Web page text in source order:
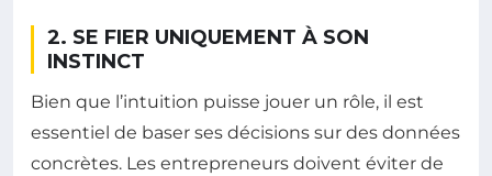
2. SE FIER UNIQUEMENT À SON
INSTINCT
Bien que l’intuition puisse jouer un rôle, il est
essentiel de baser ses décisions sur des données
concrètes. Les entrepreneurs doivent éviter de